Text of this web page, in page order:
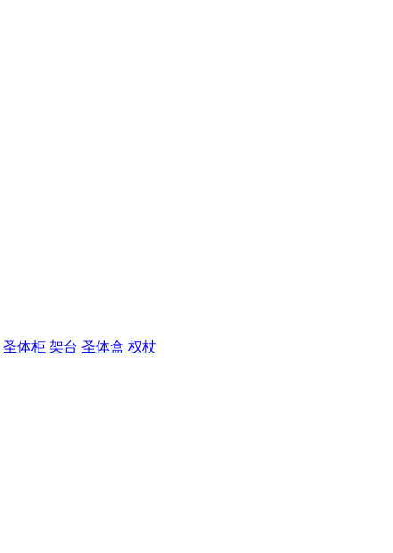
圣体柜 架台 圣体盒 权杖